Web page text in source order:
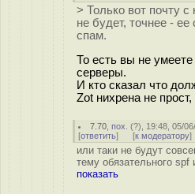
> Только вот почту с
не будет, точнее - ее
спам.
То есть вы не
серверы.
И кто сказал что
Zot нихрена не
7.70 ,пох. (?), 19:48, 05/
[ответить] [к модератору]
или таки не будут
тему обязательного spf
показать